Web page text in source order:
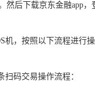
然后下载京东金融app，
机，按照以下流程进行
扫码交易操作流程：